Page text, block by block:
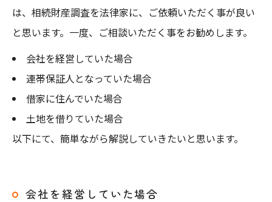
は、相続財産調査を法律家に、ご依頼いただく事が良い
と思います。一度、ご相談いただく事をお勧めします。
会社を経営していた場合
連帯保証人となっていた場合
借家に住んでいた場合
土地を借りていた場合
以下にて、簡単ながら解説していきたいと思います。
会社を経営していた場合